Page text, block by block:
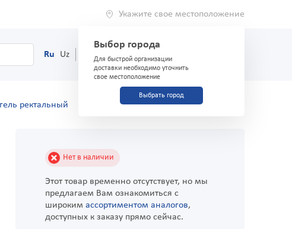
Укажите свое местоположение
Выбор города
Для быстрой организации
доставки необходимо уточнить
свое местоположение
Выбрать город
Ru Uz (71) 200-03-03
ректальный
Нет в наличии
Этот товар временно отсутствует, но мы
предлагаем Вам ознакомиться с
широким ассортиментом аналогов,
доступных к заказу прямо сейчас.